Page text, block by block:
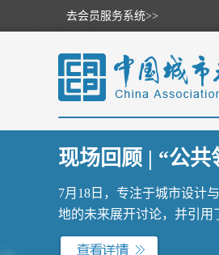
去会员服务系统>>
现场回顾 | “公
7月18日，专注于城市设计
地的未来展开讨论，并引用